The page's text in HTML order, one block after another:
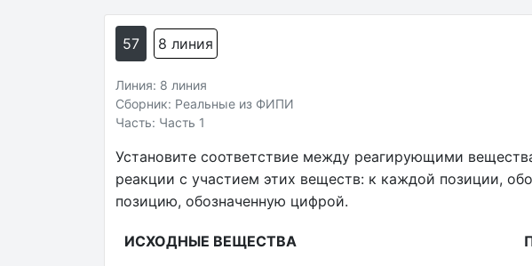
57 8 линия
Линия: 8 линия
Сборник: Реальные из ФИПИ
Часть: Часть 1
Установите соответствие между реагирующими
реакции с участием этих веществ: к каждой позиции,
позицию, обозначенную цифрой.
ИСХОДНЫЕ ВЕЩЕСТВА